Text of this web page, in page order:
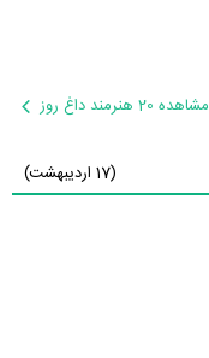
مشاهده 20 هنرمند داغ روز
(17 اردیبهشت)